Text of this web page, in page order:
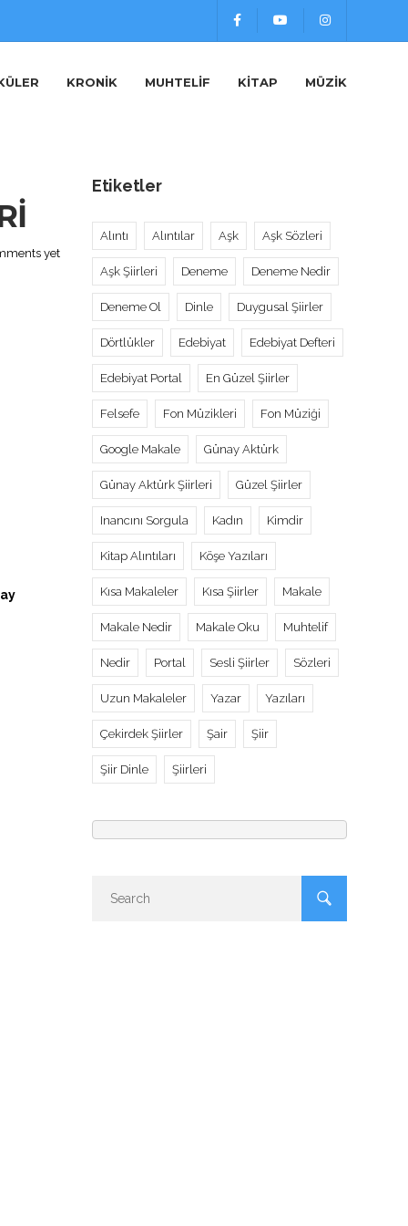
KRONIK MUHTELIF KITAP MÜZIK
yet
Etiketler
Alıntı Alıntılar Aşk Aşk Sözleri
Aşk Şiirleri Deneme Deneme Nedir
Deneme Ol Dinle Duygusal Şiirler
Dörtlükler Edebiyat Edebiyat Defteri
Edebiyat Portal En Güzel Şiirler
Felsefe Fon Müzikleri Fon Müziği
Google Makale Günay Aktürk
Günay Aktürk Şiirleri Güzel Şiirler
Inancını Sorgula Kadın Kimdir
Kitap Alıntıları Köşe Yazıları
Kısa Makaleler Kısa Şiirler Makale
Makale Nedir Makale Oku Muhtelif
Nedir Portal Sesli Şiirler Sözleri
Uzun Makaleler Yazar Yazıları
Çekirdek Şiirler Şair Şiir
Şiir Dinle Şiirleri